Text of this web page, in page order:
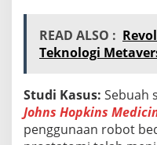
READ ALSO :
Teknologi
Studi Kasus: Sebuah
Johns Hopkins
penggunaan robot